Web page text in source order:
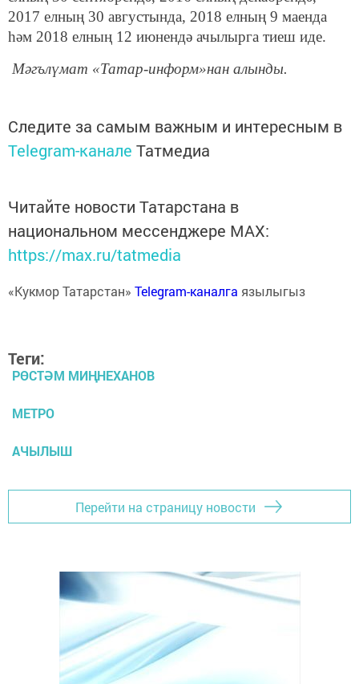
2017 елның 30 августында, 2018 елның 9 маенда
һәм 2018 елның 12 июнендә ачылырга тиеш иде.
Мәгълүмат «Татар-информ»нан алынды.
Следите за самым важным и интересным в
Telegram-канале Татмедиа
Читайте новости Татарстана в
национальном мессенджере MАХ:
https://max.ru/tatmedia
«Кукмор Татарстан» Telegram-каналга язылыгыз
Теги:
РӨСТӘМ МИҢНЕХАНОВ
МЕТРО
АЧЫЛЫШ
Перейти на страницу новости